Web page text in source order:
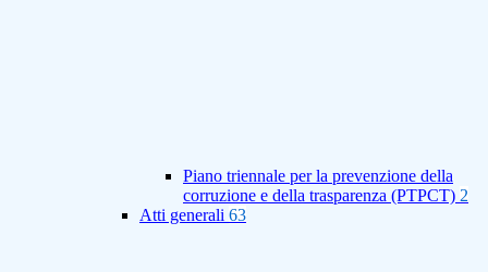
Piano triennale per la prevenzione della
corruzione e della trasparenza (PTPCT) 2
Atti generali 63